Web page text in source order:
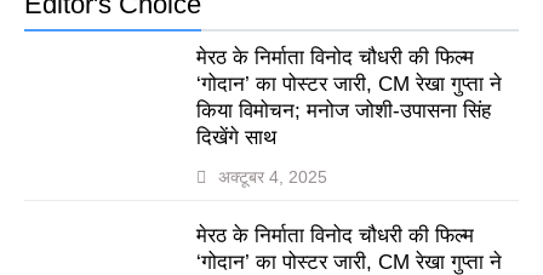
मेरठ के निर्माता विनोद चौधरी की फिल्म
‘गोदान’ का पोस्टर जारी, CM रेखा गुप्ता ने
किया विमोचन; मनोज जोशी-उपासना सिंह
दिखेंगे साथ
अक्टूबर 4, 2025
मेरठ के निर्माता विनोद चौधरी की फिल्म
‘गोदान’ का पोस्टर जारी, CM रेखा गुप्ता ने